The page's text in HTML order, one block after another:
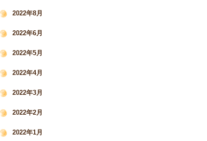
2022年8月
2022年6月
2022年5月
2022年4月
2022年3月
2022年2月
2022年1月